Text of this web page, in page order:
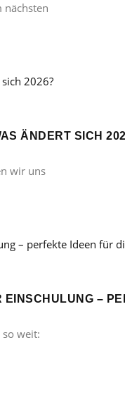
nächsten
ÄNDERT SICH
wir uns
–
weit: